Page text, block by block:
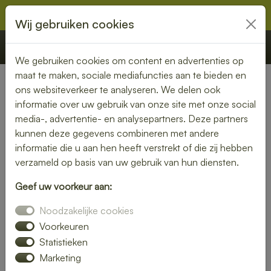
€ 0,00 Offerte Bestellen
Nederland» Maarsbergen
Lunch bezorgen in
Maarsbergen – smaakvol en
gemakkelijk
in Maarsbergen en geniet van verse gerechten op jouw
gewenste locatie. Van kleurrijke salades tot knapperige
broodjes – wij bezorgen jouw lunch vers en op tijd.
Plaats eenvoudig je bestelling online en laat je verrassen
Wij gebruiken cookies
We gebruiken cookies om content en advertenties op
maat te maken, sociale mediafuncties aan te bieden en
ons websiteverkeer te analyseren. We delen ook
informatie over uw gebruik van onze site met onze social
media-, advertentie- en analysepartners. Deze partners
kunnen deze gegevens combineren met andere
informatie die u aan hen heeft verstrekt of die zij hebben
verzameld op basis van uw gebruik van hun diensten.
Geef uw voorkeur aan:
Noodzakelijke cookies
Voorkeuren
Statistieken
Marketing